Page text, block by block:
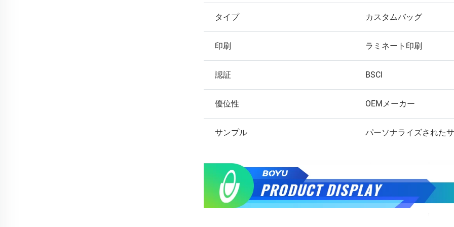
タイプ カスタムバッグ
印刷 ラミネート印刷
認証 BSCI
優位性 OEMメーカー
サンプル パーソナライズされた